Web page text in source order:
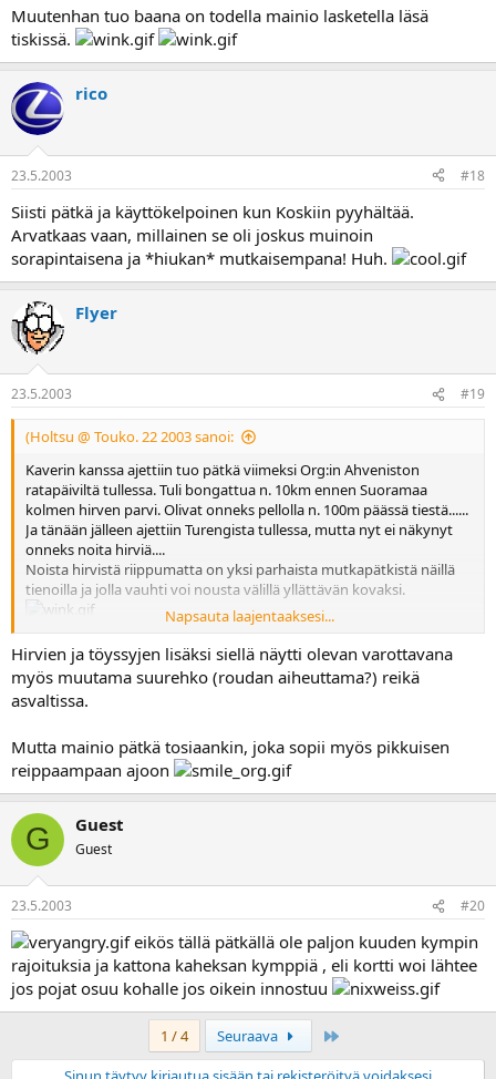
Muutenhan tuo baana on todella mainio lasketella läsä
tiskissä.
rico
23.5.2003 #18
Siisti pätkä ja käyttökelpoinen kun Koskiin pyyhältää.
Arvatkaas vaan, millainen se oli joskus muinoin
sorapintaisena ja *hiukan* mutkaisempana! Huh.
Flyer
23.5.2003 #19
(Holtsu @ Touko. 22 2003 sanoi:
Kaverin kanssa ajettiin tuo pätkä viimeksi Org:in Ahveniston
ratapäiviltä tullessa. Tuli bongattua n. 10km ennen Suoramaa
kolmen hirven parvi. Olivat onneks pellolla n. 100m päässä tiestä......
Ja tänään jälleen ajettiin Turengista tullessa, mutta nyt ei näkynyt
onneks noita hirviä....
Noista hirvistä riippumatta on yksi parhaista mutkapätkistä näillä
tienoilla ja jolla vauhti voi nousta välillä yllättävän kovaksi.
Muutenhan tuo baana on todella mainio lasketella läsä tiskissä.
Napsauta laajentaaksesi...
Hirvien ja töyssyjen lisäksi siellä näytti olevan varottavana
myös muutama suurehko (roudan aiheuttama?) reikä
asvaltissa.
Mutta mainio pätkä tosiaankin, joka sopii myös pikkuisen
reippaampaan ajoon
G Guest
Guest
23.5.2003 #20
eikös tällä pätkällä ole paljon kuuden kympin
rajoituksia ja kattona kaheksan kymppiä , eli kortti woi lähtee
jos pojat osuu kohalle jos oikein innostuu
1 / 4 Seuraava